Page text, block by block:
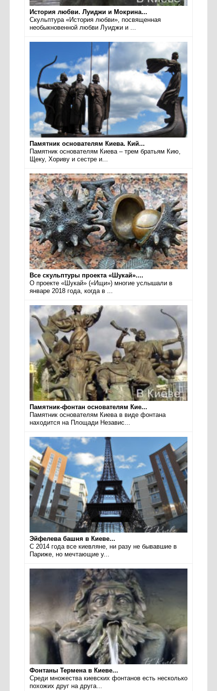
История любви. Луиджи и Мокрина...
Скульптура «История любви», посвященная
необыкновенной любви Луиджи и ...
Памятник основателям Киева. Кий...
Памятник основателям Киева – трем братьям Кию,
Щеку, Хориву и сестре и...
Все скульптуры проекта «Шукай»....
О проекте «Шукай» («Ищи») многие услышали в
январе 2018 года, когда в ...
Памятник-фонтан основателям Кие...
Памятник основателям Киева в виде фонтана
находится на Площади Независ...
Эйфелева башня в Киеве...
С 2014 года все киевляне, ни разу не бывавшие в
Париже, но мечтающие у...
Фонтаны Термена в Киеве...
Среди множества киевских фонтанов есть несколько
похожих друг на друга...